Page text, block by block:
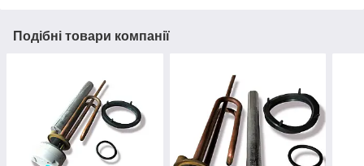
Подібні товари компанії